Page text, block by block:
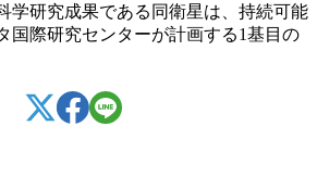
学研究成果である同衛星は、持続可能
国際研究センターが計画する1基目の